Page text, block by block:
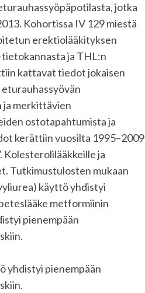
jotka
Kohortissa IV 129 miestä
erektiolääkityksen
ja THL:n
kattavat tiedot jokaisen
ja merkittävien
ostotapahtumista ja
kerättiin vuosilta 1995–2009
Kolesterolilääkkeille ja
Tutkimustulosten mukaan
käyttö yhdistyi
metformiinin
pienempään
yhdistyi pienempään